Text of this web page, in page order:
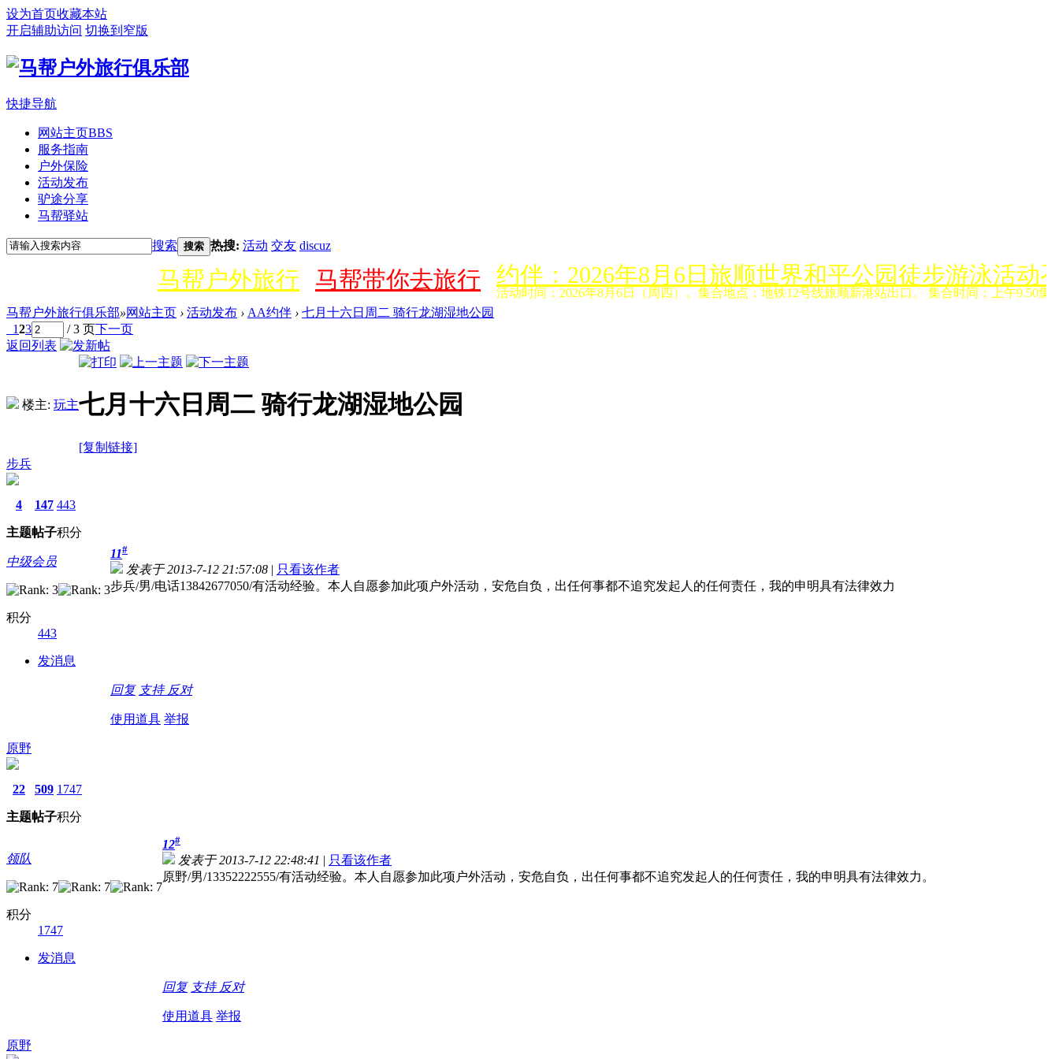
设为首页收藏本站
开启辅助访问 切换到窄版
快捷导航
网站主页BBS
服务指南
户外保险
活动发布
驴途分享
马帮驿站
搜索 搜索 热搜: 活动 交友 discuz
马帮户外旅行 马帮带你去旅行 约伴：2026年8月6日旅顺世界和平公园徒步游泳活动
活动时间：2026年8月6日（周四）。集合地点：地铁12号线旅顺新港站出口。 集合时间：上午9.50集
马帮户外旅行俱乐部»网站主页 › 活动发布 › AA约伴 › 七月十六日周二 骑行龙湖湿地公园
123 / 3 页下一页
返回列表
楼主: 玩主七月十六日周二 骑行龙湖湿地公园
[复制链接]
步兵
4
主题
147
帖子
443
积分
中级会员
积分
443
发消息
11#
发表于 2013-7-12 21:57:08 | 只看该作者
步兵/男/电话13842677050/有活动经验。本人自愿参加此项户外活动，安危自负，出任何事都不追究发起人的任何责任，我的申明具有法律效力
回复 支持 反对
使用道具 举报
原野
22
主题
509
帖子
1747
积分
领队
积分
1747
发消息
12#
发表于 2013-7-12 22:48:41 | 只看该作者
原野/男/13352222555/有活动经验。本人自愿参加此项户外活动，安危自负，出任何事都不追究发起人的任何责任，我的申明具有法律效力。
回复 支持 反对
使用道具 举报
原野